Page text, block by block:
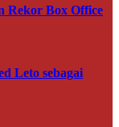
Rekor Box Office
Leto sebagai